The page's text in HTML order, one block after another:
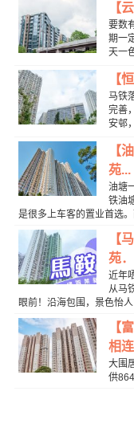
【
要数
期一
天一
【
马铁
完善
安邨
【
苑...
油塘
铁油
是很多上车客的置业首选
【
苑
近年
从马
眼前！沿海包围，景色怡
【
相
大围
供